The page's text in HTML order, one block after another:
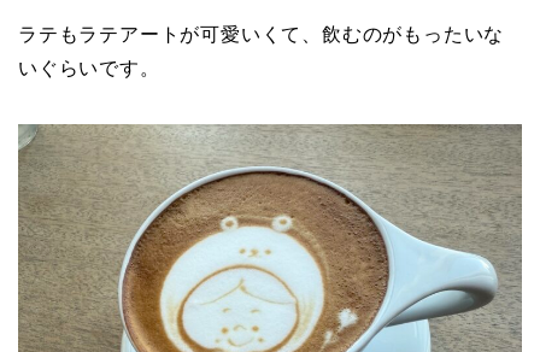
ラテもラテアートが可愛いくて、飲むのがもったいな
いぐらいです。